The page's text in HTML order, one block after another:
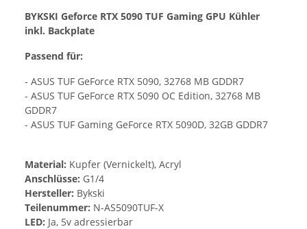
BYKSKI Geforce RTX 5090 TUF Gaming GPU Kühler
inkl. Backplate
Passend für:
- ASUS TUF GeForce RTX 5090, 32768 MB GDDR7
- ASUS TUF GeForce RTX 5090 OC Edition, 32768 MB
GDDR7
- ASUS TUF Gaming GeForce RTX 5090D, 32GB GDDR7
Material: Kupfer (Vernickelt), Acryl
Anschlüsse: G1/4
Hersteller: Bykski
Teilenummer: N-AS5090TUF-X
LED: Ja, 5v adressierbar